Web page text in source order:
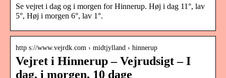
Se vejret i dag og i morgen for Hinnerup. Høj i dag 11°, lav
5°, Høj i morgen 6°, lav 1°.
http s://www.vejrdk.com › midtjylland › hinnerup
Vejret i Hinnerup – Vejrudsigt – I
dag, i morgen, 10 dage